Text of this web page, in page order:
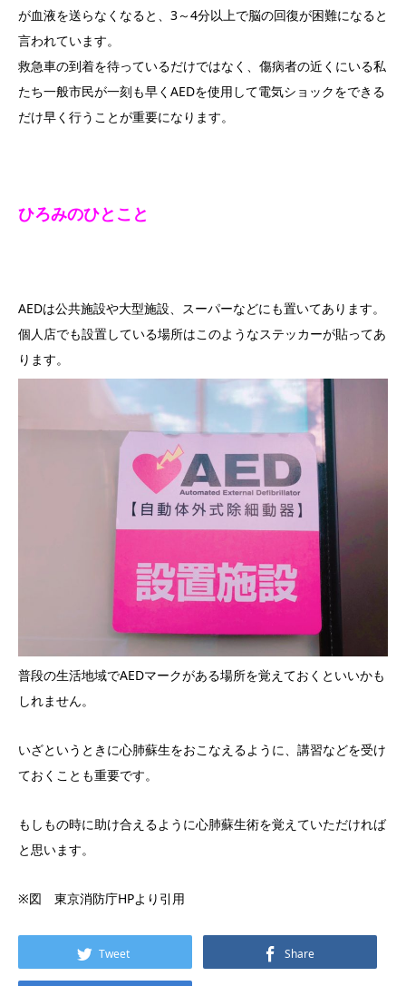
が血液を送らなくなると、3～4分以上で脳の回復が困難になると
言われています。
救急車の到着を待っているだけではなく、傷病者の近くにいる私
たち一般市民が一刻も早くAEDを使用して電気ショックをできる
だけ早く行うことが重要になります。
ひろみのひとこと
AEDは公共施設や大型施設、スーパーなどにも置いてあります。
個人店でも設置している場所はこのようなステッカーが貼ってあ
ります。
普段の生活地域でAEDマークがある場所を覚えておくといいかも
しれません。
いざというときに心肺蘇生をおこなえるように、講習などを受け
ておくことも重要です。
もしもの時に助け合えるように心肺蘇生術を覚えていただければ
と思います。
※図 東京消防庁HPより引用
Tweet Share